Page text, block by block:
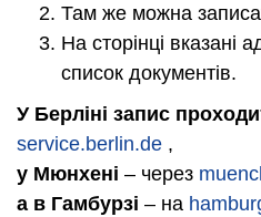
Там же можна
На сторінці вказані
список документів.
У Берліні запис
service.berlin.de ,
у Мюнхені – через
а в Гамбурзі – на